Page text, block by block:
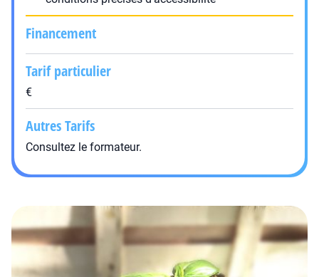
Financement
Tarif particulier
€
Autres Tarifs
Consultez le formateur.